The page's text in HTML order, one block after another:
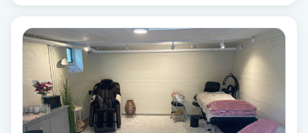
Skäggklippning
Skäggtrimmning
Skönhet
Slingor